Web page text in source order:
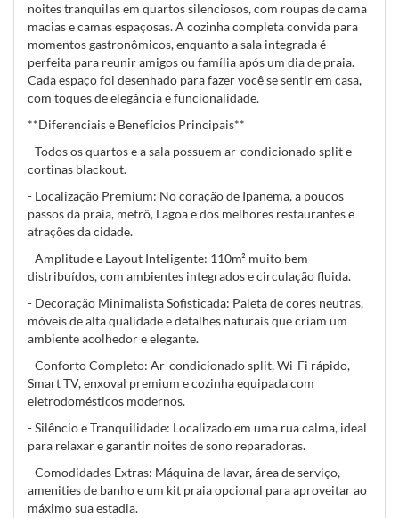
noites tranquilas em quartos silenciosos, com roupas de cama
macias e camas espaçosas. A cozinha completa convida para
momentos gastronômicos, enquanto a sala integrada é
perfeita para reunir amigos ou família após um dia de praia.
Cada espaço foi desenhado para fazer você se sentir em casa,
com toques de elegância e funcionalidade.
**Diferenciais e Benefícios Principais**
- Todos os quartos e a sala possuem ar-condicionado split e
cortinas blackout.
- Localização Premium: No coração de Ipanema, a poucos
passos da praia, metrô, Lagoa e dos melhores restaurantes e
atrações da cidade.
- Amplitude e Layout Inteligente: 110m² muito bem
distribuídos, com ambientes integrados e circulação fluida.
- Decoração Minimalista Sofisticada: Paleta de cores neutras,
móveis de alta qualidade e detalhes naturais que criam um
ambiente acolhedor e elegante.
- Conforto Completo: Ar-condicionado split, Wi-Fi rápido,
Smart TV, enxoval premium e cozinha equipada com
eletrodomésticos modernos.
- Silêncio e Tranquilidade: Localizado em uma rua calma, ideal
para relaxar e garantir noites de sono reparadoras.
- Comodidades Extras: Máquina de lavar, área de serviço,
amenities de banho e um kit praia opcional para aproveitar ao
máximo sua estadia.